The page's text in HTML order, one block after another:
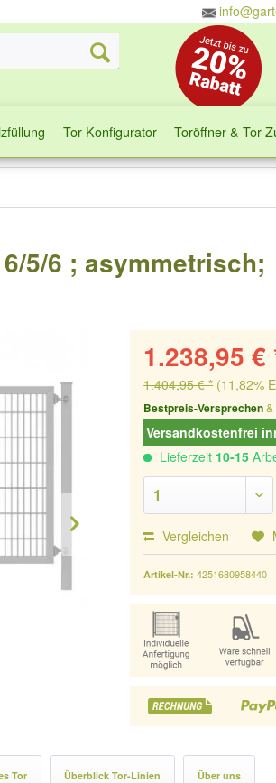
Tor-Konfigurator Toröffner & Tor-
5/6 ; asymmetrisch;
1.238,95 €
1.404,95 € * (11,82%
Bestpreis-Versprechen&
Versandkostenfrei
Lieferzeit 10-15
Vergleichen
Artikel-Nr.:4251680958440
Tor Überblick Tor-Linien Über uns